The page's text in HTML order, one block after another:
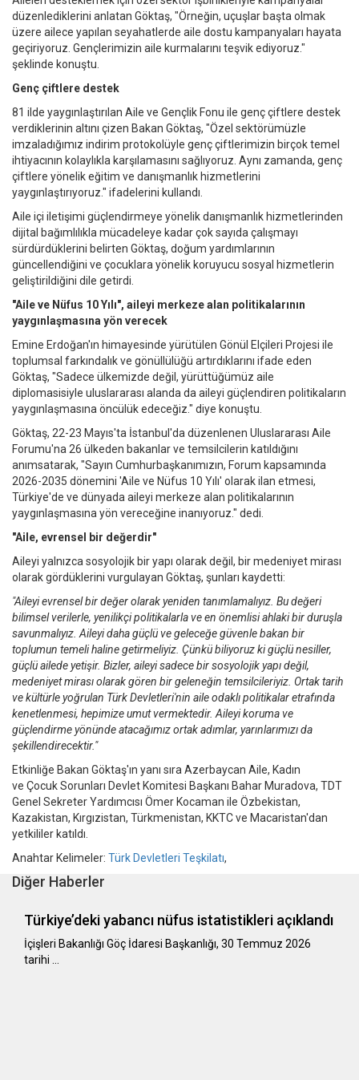
düzenlediklerini anlatan Göktaş, "Örneğin, uçuşlar başta olmak
üzere ailece yapılan seyahatlerde aile dostu kampanyaları hayata
geçiriyoruz. Gençlerimizin aile kurmalarını teşvik ediyoruz."
şeklinde konuştu.
Genç çiftlere destek
81 ilde yaygınlaştırılan Aile ve Gençlik Fonu ile genç çiftlere destek
verdiklerinin altını çizen Bakan Göktaş, "Özel sektörümüzle
imzaladığımız indirim protokolüyle genç çiftlerimizin birçok temel
ihtiyacının kolaylıkla karşılamasını sağlıyoruz. Aynı zamanda, genç
çiftlere yönelik eğitim ve danışmanlık hizmetlerini
yaygınlaştırıyoruz." ifadelerini kullandı.
Aile içi iletişimi güçlendirmeye yönelik danışmanlık hizmetlerinden
dijital bağımlılıkla mücadeleye kadar çok sayıda çalışmayı
sürdürdüklerini belirten Göktaş, doğum yardımlarının
güncellendiğini ve çocuklara yönelik koruyucu sosyal hizmetlerin
geliştirildiğini dile getirdi.
"Aile ve Nüfus 10 Yılı", aileyi merkeze alan politikalarının
yaygınlaşmasına yön verecek
Emine Erdoğan'ın himayesinde yürütülen Gönül Elçileri Projesi ile
toplumsal farkındalık ve gönüllülüğü artırdıklarını ifade eden
Göktaş, "Sadece ülkemizde değil, yürüttüğümüz aile
diplomasisiyle uluslararası alanda da aileyi güçlendiren politikaların
yaygınlaşmasına öncülük edeceğiz." diye konuştu.
Göktaş, 22-23 Mayıs'ta İstanbul'da düzenlenen Uluslararası Aile
Forumu'na 26 ülkeden bakanlar ve temsilcilerin katıldığını
anımsatarak, "Sayın Cumhurbaşkanımızın, Forum kapsamında
2026-2035 dönemini 'Aile ve Nüfus 10 Yılı' olarak ilan etmesi,
Türkiye'de ve dünyada aileyi merkeze alan politikalarının
yaygınlaşmasına yön vereceğine inanıyoruz." dedi.
"Aile, evrensel bir değerdir"
Aileyi yalnızca sosyolojik bir yapı olarak değil, bir medeniyet mirası
olarak gördüklerini vurgulayan Göktaş, şunları kaydetti:
"Aileyi evrensel bir değer olarak yeniden tanımlamalıyız. Bu değeri
bilimsel verilerle, yenilikçi politikalarla ve en önemlisi ahlaki bir duruşla
savunmalıyız. Aileyi daha güçlü ve geleceğe güvenle bakan bir
toplumun temeli haline getirmeliyiz. Çünkü biliyoruz ki güçlü nesiller,
güçlü ailede yetişir. Bizler, aileyi sadece bir sosyolojik yapı değil,
medeniyet mirası olarak gören bir geleneğin temsilcileriyiz. Ortak tarih
ve kültürle yoğrulan Türk Devletleri'nin aile odaklı politikalar etrafında
kenetlenmesi, hepimize umut vermektedir. Aileyi koruma ve
güçlendirme yönünde atacağımız ortak adımlar, yarınlarımızı da
şekillendirecektir."
Etkinliğe Bakan Göktaş'ın yanı sıra Azerbaycan Aile, Kadın
ve Çocuk Sorunları Devlet Komitesi Başkanı Bahar Muradova, TDT
Genel Sekreter Yardımcısı Ömer Kocaman ile Özbekistan,
Kazakistan, Kırgızistan, Türkmenistan, KKTC ve Macaristan'dan
yetkililer katıldı.
Anahtar Kelimeler: Türk Devletleri Teşkilatı,
Diğer Haberler
Türkiye’deki yabancı nüfus istatistikleri açıklandı
​​​​​​​İçişleri Bakanlığı Göç İdaresi Başkanlığı, 30 Temmuz 2026
tarihi …